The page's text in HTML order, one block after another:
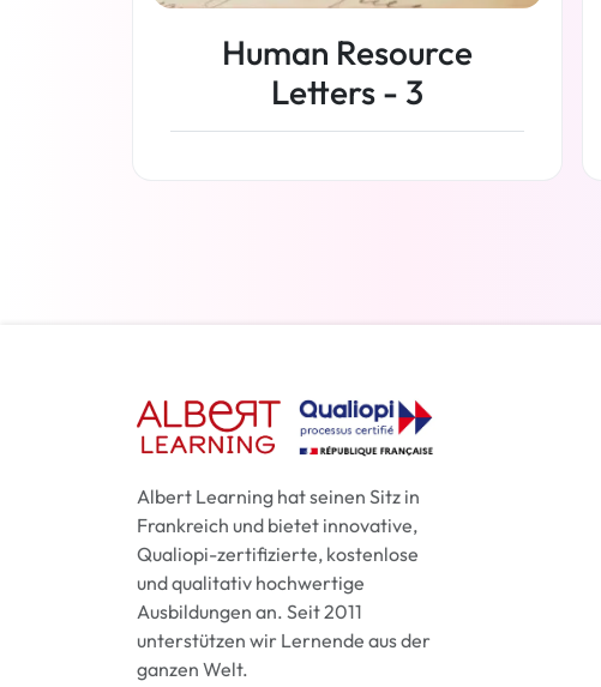
Human Resource
Letters - 3
Albert Learning hat seinen Sitz in
Frankreich und bietet innovative,
Qualiopi-zertifizierte, kostenlose
und qualitativ hochwertige
Ausbildungen an. Seit 2011
unterstützen wir Lernende aus der
ganzen Welt.